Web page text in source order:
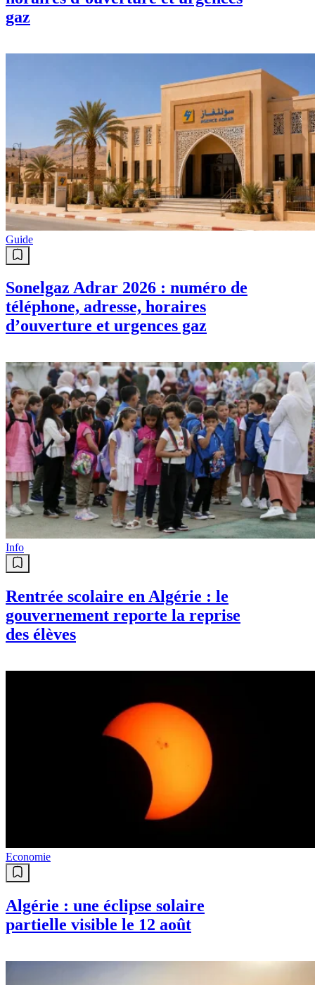
gaz
Guide
Sonelgaz Adrar 2026 : numéro de
téléphone, adresse, horaires
d’ouverture et urgences gaz
Info
Rentrée scolaire en Algérie : le
gouvernement reporte la reprise
des élèves
Economie
Algérie : une éclipse solaire
partielle visible le 12 août